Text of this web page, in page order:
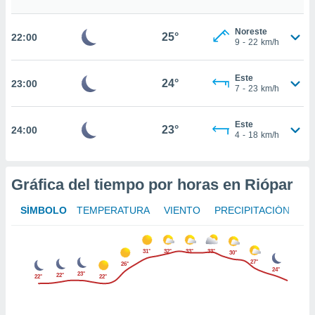
similares
como
posible
traten tus
Para
su
22:00 25°
Noreste
9 - 22 km/h
23:00 24°
Este
7 - 23 km/h
24:00 23°
Este
4 - 18 km/h
Gráfica del tiempo por horas en Riópar
SÍMBOLO TEMPERATURA VIENTO PRECIPITACIÓN
22° 22° 23° 22°
26°
31° 32° 33° 33°
30°
27°
24°